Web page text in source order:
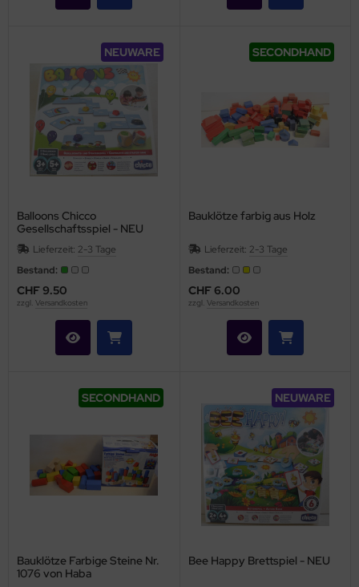
NEUWARE
Balloons Chicco
Gesellschaftsspiel - NEU
Lieferzeit: 2-3 Tage
Bestand:
CHF 9.50
zzgl. Versandkosten
SECONDHAND
Bauklötze farbig aus Holz
Lieferzeit: 2-3 Tage
Bestand:
CHF 6.00
zzgl. Versandkosten
SECONDHAND
Bauklötze Farbige Steine Nr.
1076 von Haba
NEUWARE
Bee Happy Brettspiel - NEU